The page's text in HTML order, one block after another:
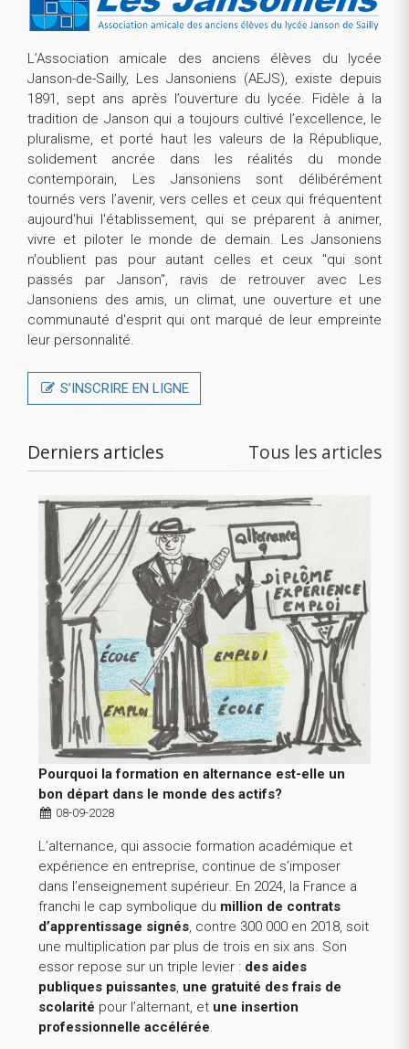
L’Association amicale des anciens élèves du lycée
Janson-de-Sailly, Les Jansoniens (AEJS), existe depuis
1891, sept ans après l’ouverture du lycée. Fidèle à la
tradition de Janson qui a toujours cultivé l’excellence, le
pluralisme, et porté haut les valeurs de la République,
solidement ancrée dans les réalités du monde
contemporain, Les Jansoniens sont délibérément
tournés vers l’avenir, vers celles et ceux qui fréquentent
aujourd'hui l'établissement, qui se préparent à animer,
vivre et piloter le monde de demain. Les Jansoniens
n'oublient pas pour autant celles et ceux "qui sont
passés par Janson", ravis de retrouver avec Les
Jansoniens des amis, un climat, une ouverture et une
communauté d'esprit qui ont marqué de leur empreinte
leur personnalité.
S’INSCRIRE EN LIGNE
Derniers articles Tous les articles
Pourquoi la formation en alternance est-elle un
bon départ dans le monde des actifs?
08-09-2028
L’alternance, qui associe formation académique et
expérience en entreprise, continue de s’imposer
dans l’enseignement supérieur. En 2024, la France a
franchi le cap symbolique du million de contrats
d’apprentissage signés, contre 300 000 en 2018, soit
une multiplication par plus de trois en six ans. Son
essor repose sur un triple levier : des aides
publiques puissantes, une gratuité des frais de
scolarité pour l’alternant, et une insertion
professionnelle accélérée.